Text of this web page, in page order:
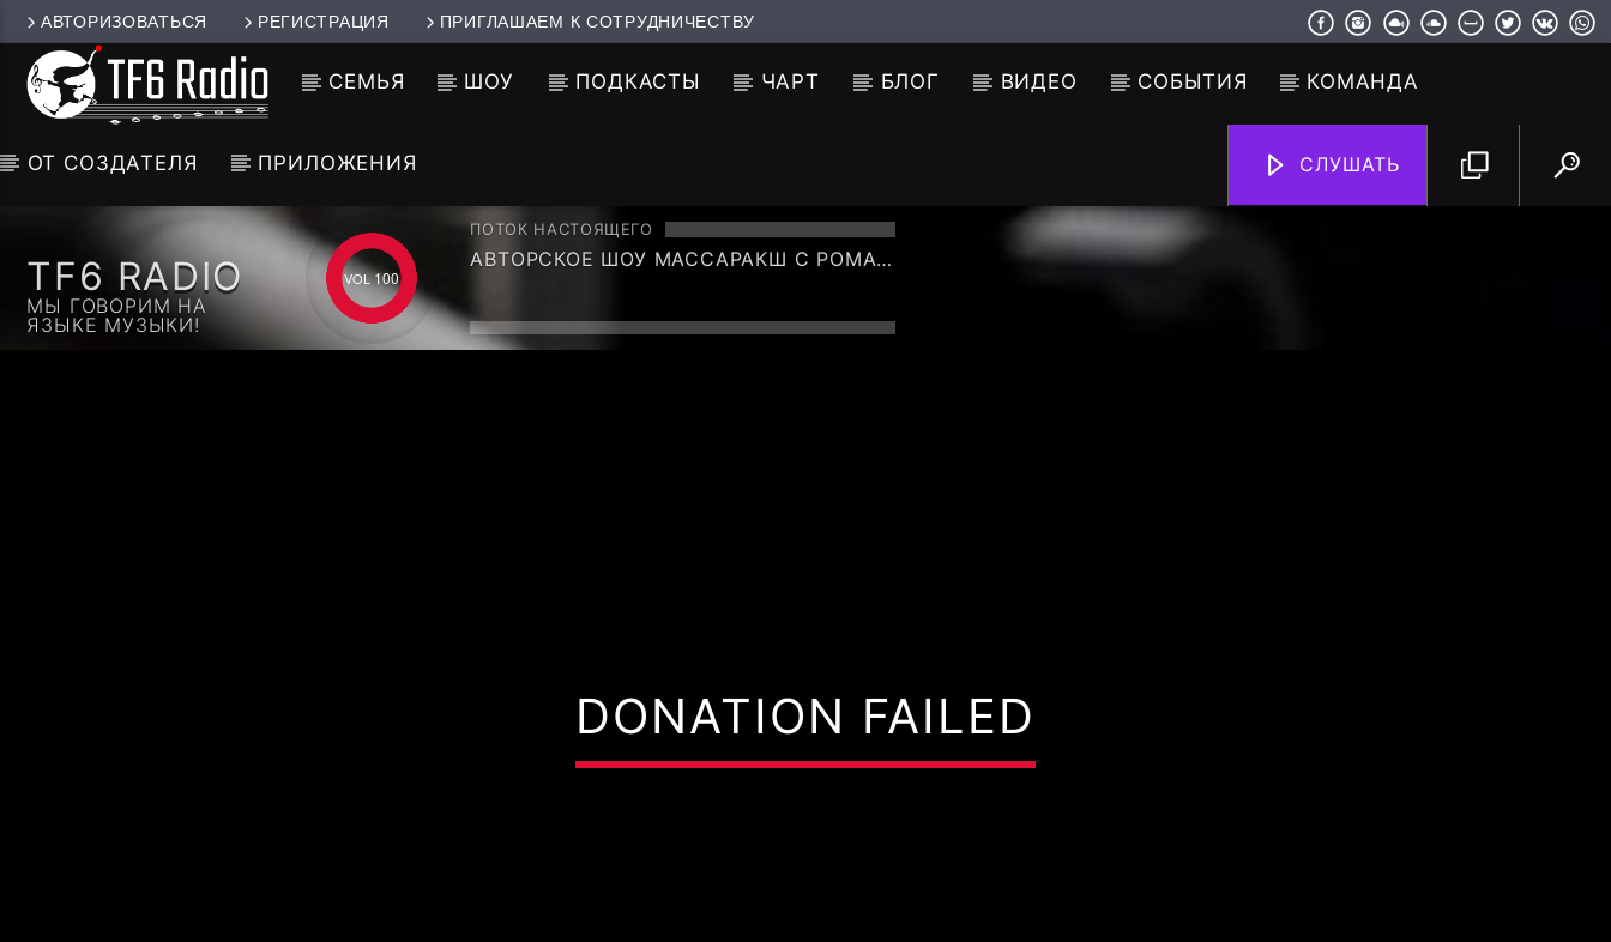
АВТОРИЗОВАТЬСЯ РЕГИСТРАЦИЯ ПРИГЛАШАЕМ К СОТРУДНИЧЕСТВУ
СЕМЬЯ ШОУ ПОДКАСТЫ ЧАРТ БЛОГ ВИДЕО СОБЫТИЯ КОМАНДА
ОТ СОЗДАТЕЛЯ ПРИЛОЖЕНИЯ СЛУШАТЬ
TF6 RADIO
МЫ ГОВОРИМ НА
ЯЗЫКЕ МУЗЫКИ!
100
ПОТОК НАСТОЯЩЕГО
АВТОРСКОЕ ШОУ МАССАРАКШ C РОМАН
DONATION FAILED